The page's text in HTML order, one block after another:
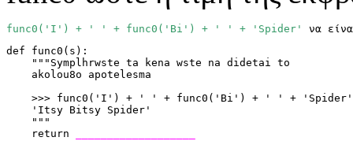
func0('I') + ' ' + func0('Bi') + ' ' + 'Spider'
να
def func0(s):
    """Symplhrwste ta kena wste na didetai to
    akolou8o apotelesma
    >>> func0('I') + ' ' + func0('Bi') + ' ' + 'Spider'
    'Itsy Bitsy Spider'
    """
    return